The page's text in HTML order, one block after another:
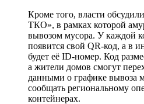
Кроме того, власти
ТКО», в рамках которой
вывозом мусора. У каждой
появится свой QR-код, а в
будет её ID-номер. Код
а жители домов смогут
данными о графике вывоза
сообщать региональному
контейнерах.